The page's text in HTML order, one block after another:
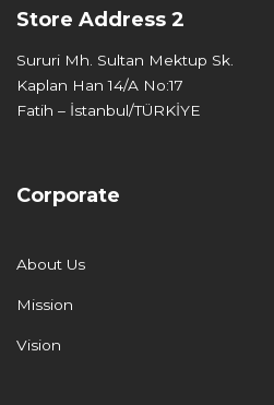
Store Address 2
Sururi Mh. Sultan Mektup Sk.
Kaplan Han 14/A No:17
Fatih – İstanbul/TÜRKİYE
Corporate
About Us
Mission
Vision